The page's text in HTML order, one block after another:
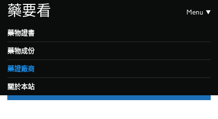
藥要看 Menu
藥物證書
藥物成份
藥證廠商
關於本站